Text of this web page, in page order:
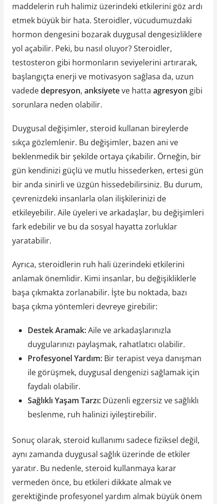
maddelerin ruh halimiz üzerindeki etkilerini göz ardı
etmek büyük bir hata. Steroidler, vücudumuzdaki
hormon dengesini bozarak duygusal dengesizliklere
yol açabilir. Peki, bu nasıl oluyor? Steroidler,
testosteron gibi hormonların seviyelerini artırarak,
başlangıçta enerji ve motivasyon sağlasa da, uzun
vadededepresyon, anksiyeteve hatta agresyon gibi
sorunlara neden olabilir.
Duygusal değişimler, steroid kullanan bireylerde
sıkça gözlemlenir. Bu değişimler, bazen ani ve
beklenmedik bir şekilde ortaya çıkabilir. Örneğin, bir
gün kendinizi güçlü ve mutlu hissederken, ertesi gün
bir anda sinirli ve üzgün hissedebilirsiniz. Bu durum,
çevrenizdeki insanlarla olan ilişkilerinizi de
etkileyebilir. Aile üyeleri ve arkadaşlar, bu değişimleri
fark edebilir ve bu da sosyal hayatta zorluklar
yaratabilir.
Ayrıca, steroidlerin ruh hali üzerindeki etkilerini
anlamak önemlidir. Kimi insanlar, bu değişikliklerle
başa çıkmakta zorlanabilir. İşte bu noktada, bazı
başa çıkma yöntemleri devreye girebilir:
Destek Aramak:Aile ve arkadaşlarınızla
duygularınızı paylaşmak, rahatlatıcı olabilir.
Profesyonel Yardım:Bir terapist veya danışman
ile görüşmek, duygusal dengenizi sağlamak için
faydalı olabilir.
Sağlıklı Yaşam Tarzı:Düzenli egzersiz ve sağlıklı
beslenme, ruh halinizi iyileştirebilir.
Sonuç olarak, steroid kullanımı sadece fiziksel değil,
aynı zamanda duygusal sağlık üzerinde de etkiler
yaratır. Bu nedenle, steroid kullanmaya karar
vermeden önce, bu etkileri dikkate almak ve
gerektiğinde profesyonel yardım almak büyük önem